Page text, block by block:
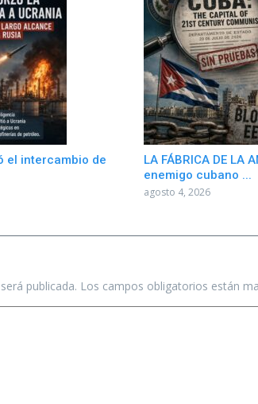
el intercambio de
LA FÁBRICA DE LA
enemigo cubano ...
agosto 4, 2026
publicada. Los campos obligatorios están